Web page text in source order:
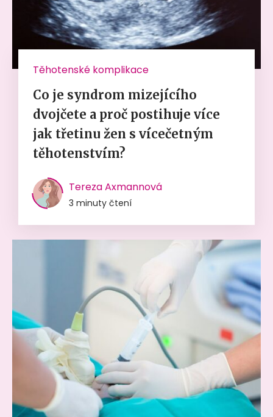
Těhotenské komplikace
Co je syndrom mizejícího
dvojčete a proč postihuje více
jak třetinu žen s vícečetným
těhotenstvím?
Tereza Axmannová
3 minuty čtení